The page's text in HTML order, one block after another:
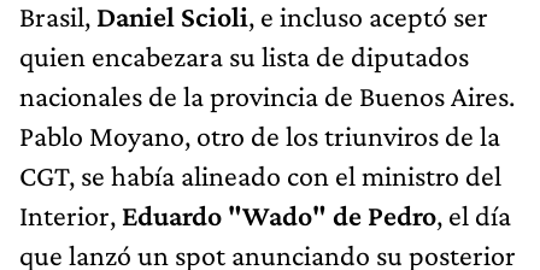
nacionales de la provincia de Buenos Aires.
Pablo Moyano, otro de los triunviros de la
CGT, se había alineado con el ministro del
Interior,Eduardo "Wado" de Pedro, el día
que lanzó un spot anunciando su posterior
fallida precandidatura.